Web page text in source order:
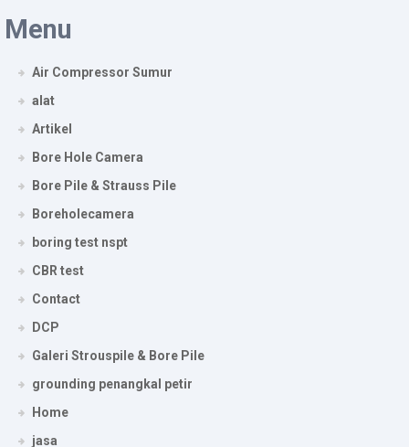
Menu
Air Compressor Sumur
alat
Artikel
Bore Hole Camera
Bore Pile & Strauss Pile
Boreholecamera
boring test nspt
CBR test
Contact
DCP
Galeri Strouspile & Bore Pile
grounding penangkal petir
Home
jasa